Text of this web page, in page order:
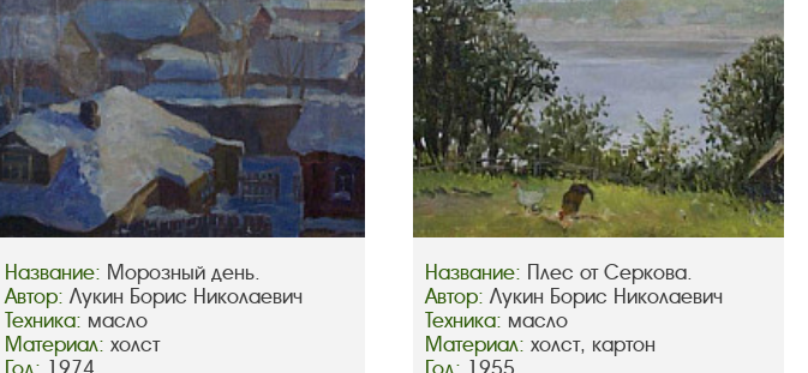
Название: Морозный день.
Автор:Лукин Борис Николаевич
Техника: масло
Материал:холст
Название: Плес от Серкова.
Автор: Лукин Борис Николаевич
Техника: масло
Материал: холст, картон